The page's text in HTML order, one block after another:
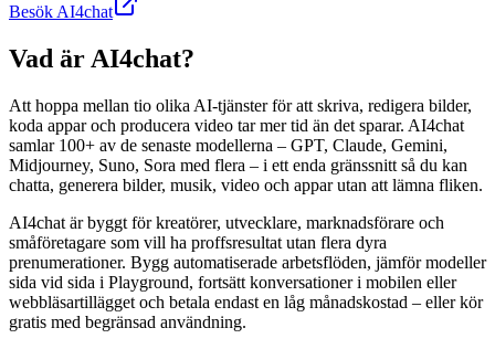
Besök AI4chat
Vad är AI4chat?
Att hoppa mellan tio olika AI-tjänster för att skriva, redigera bilder,
koda appar och producera video tar mer tid än det sparar. AI4chat
samlar 100+ av de senaste modellerna – GPT, Claude, Gemini,
Midjourney, Suno, Sora med flera – i ett enda gränssnitt så du kan
chatta, generera bilder, musik, video och appar utan att lämna fliken.
AI4chat är byggt för kreatörer, utvecklare, marknadsförare och
småföretagare som vill ha proffsresultat utan flera dyra
prenumerationer. Bygg automatiserade arbetsflöden, jämför modeller
sida vid sida i Playground, fortsätt konversationer i mobilen eller
webbläsartillägget och betala endast en låg månadskostad – eller kör
gratis med begränsad användning.